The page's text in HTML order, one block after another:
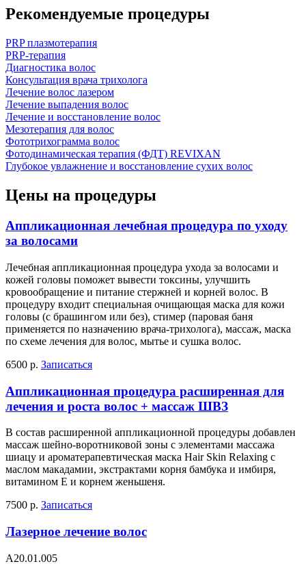
Рекомендуемые процедуры
PRP плазмотерапия
PRP-терапия
Диагностика волос
Консультация врача трихолога
Лечение волос лазером
Лечение выпадения волос
Лечение и восстановление волос
Мезотерапия для волос
Фототрихограмма волос
Фотодинамическая терапия (ФДТ) REVIXAN
Глубокое увлажнение и восстановление сухих волос
Цены на процедуры
Аппликационная лечебная процедура по уходу
за волосами
Лечебная аппликационная процедура ухода за волосами и
кожей головы поможет вывести токсины, улучшить
кровообращение и питание стержней и корней волос. В
процедуру входит специальная очищающая маска для кожи
головы (с брашингом или без), стимер (паровая баня
применяется по назначению врача-трихолога), массаж, маска
по схеме лечения для волос, мытье и сушка волос.
6500 р. Записаться
Аппликационная процедура расширенная для
лечения и роста волос + массаж ШВЗ
В состав расширенной аппликационной процедуры добавлен
массаж шейно-воротниковой зоны с элементами массажа
шиацу и ароматерапевтическая маска Hair Skin Relaxing с
маслом макадамии, экстрактами корня бамбука и имбиря,
витамином Е и корнем женьшеня.
7500 р. Записаться
Лазерное лечение волос
А20.01.005